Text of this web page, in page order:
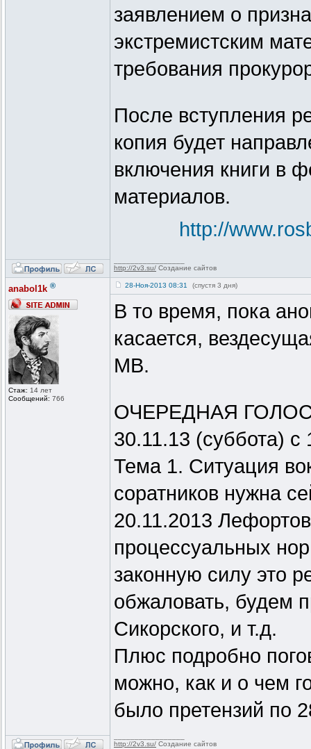
заявлением о
экстремистским
требования
После вступления
копия будет
включения книги в
материалов.
http://
http://2v3.su/ Создание сайтов
anabol1k ®
Стаж: 14 лет
Сообщений: 766
28-Ноя-2013 08:31 (спустя 3 дня)
В то время, пока
касается,
МВ.
ОЧЕРЕДНАЯ
30.11.13 (суббота) с
Тема 1. Ситуация
соратников нужна
20.11.2013
процессуальных
законную силу это
обжаловать, будем
Сикорского, и т.д.
Плюс подробно
можно, как и о чем
было претензий по
http://2v3.su/ Создание сайтов